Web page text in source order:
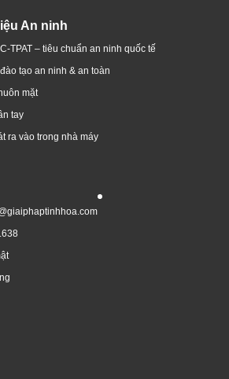
An ninh
TPAT – tiêu chuẩn an ninh quốc tế
tạo an ninh & an toàn
mặt
tay
ra vào trong nhà máy